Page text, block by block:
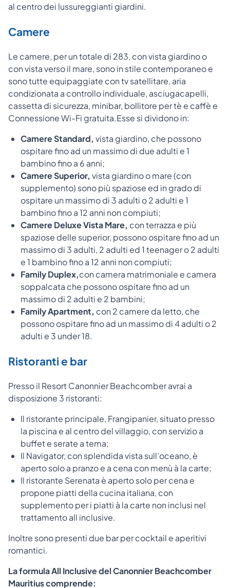
al centro dei lussureggianti giardini.
Camere
Le camere, per un totale di 283, con vista giardino o
con vista verso il mare, sono in stile contemporaneo e
sono tutte equipaggiate con tv satellitare, aria
condizionata a controllo individuale, asciugacapelli,
cassetta di sicurezza, minibar, bollitore per tè e caffè e
Connessione Wi-Fi gratuita.Esse si dividono in:
Camere Standard, vista giardino, che possono
ospitare fino ad un massimo di due adulti e 1
bambino fino a 6 anni;
Camere Superior, vista giardino o mare (con
supplemento) sono più spaziose ed in grado di
ospitare un massimo di 3 adulti o 2 adulti e 1
bambino fino a 12 anni non compiuti;
Camere Deluxe Vista Mare, con terrazza e più
spaziose delle superior, possono ospitare fino ad un
massimo di 3 adulti, 2 adulti ed 1 teenager o 2 adulti
e 1 bambino fino a 12 anni non compiuti;
Family Duplex,con camera matrimoniale e camera
soppalcata che possono ospitare fino ad un
massimo di 2 adulti e 2 bambini;
Family Apartment, con 2 camere da letto, che
possono ospitare fino ad un massimo di 4 adulti o 2
adulti e 3 under 18.
Ristoranti e bar
Presso il Resort Canonnier Beachcomber avrai a
disposizione 3 ristoranti:
Il ristorante principale, Frangipanier, situato presso
la piscina e al centro del villaggio, con servizio a
buffet e serate a tema;
Il Navigator, con splendida vista sull’oceano, è
aperto solo a pranzo e a cena con menù à la carte;
Il ristorante Serenata è aperto solo per cena e
propone piatti della cucina italiana, con
supplemento per i piatti à la carte non inclusi nel
trattamento all inclusive.
Inoltre sono presenti due bar per cocktail e aperitivi
romantici.
La formula All Inclusive del Canonnier Beachcomber
Mauritius comprende: